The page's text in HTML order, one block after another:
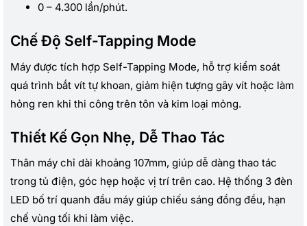
0 – 4.300 lần/phút.
Chế Độ Self-Tapping Mode
Máy được tích hợp Self-Tapping Mode, hỗ trợ kiểm soát
quá trình bắt vít tự khoan, giảm hiện tượng gãy vít hoặc làm
hỏng ren khi thi công trên tôn và kim loại mỏng.
Thiết Kế Gọn Nhẹ, Dễ Thao Tác
Thân máy chỉ dài khoảng 107mm, giúp dễ dàng thao tác
trong tủ điện, góc hẹp hoặc vị trí trên cao. Hệ thống 3 đèn
LED bố trí quanh đầu máy giúp chiếu sáng đồng đều, hạn
chế vùng tối khi làm việc.